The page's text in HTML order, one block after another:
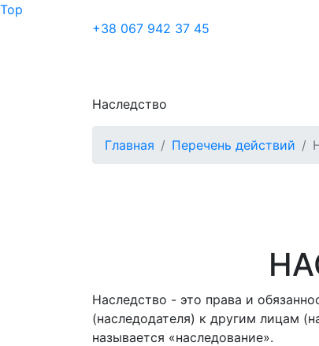
Top
+38 067 942 37 45
Наследство
Главная Перечень действий
Наследство - это права и
(наследодателя) к другим лицам
называется «наследование».